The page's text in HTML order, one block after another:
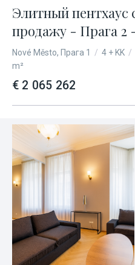
Элитный пентхаус
продажу - Прага 2
Nové Město, Прага 1 / 4 + KK /
m²
€ 2 065 262